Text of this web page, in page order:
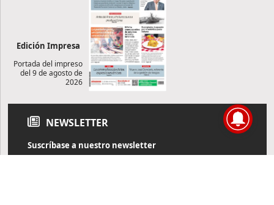
Edición Impresa
Portada del impreso
del 9 de agosto de
2026
NEWSLETTER
Suscríbase a nuestro newsletter
Reciba diariamente información de actualidad directamente en